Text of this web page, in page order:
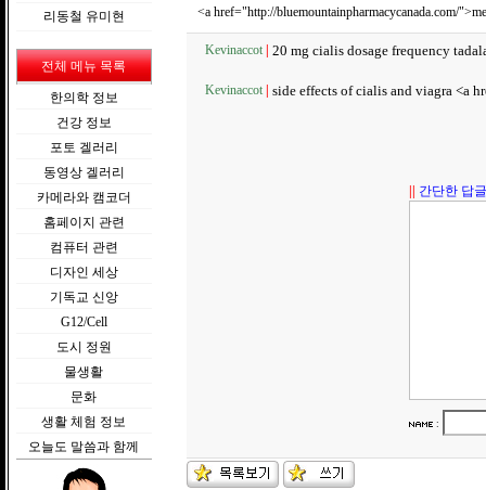
리동철 유미현
전체 메뉴 목록
한의학 정보
건강 정보
포토 겔러리
동영상 겔러리
카메라와 캠코더
홈페이지 관련
컴퓨터 관련
디자인 세상
기독교 신앙
G12/Cell
도시 정원
물생활
문화
생활 체험 정보
오늘도 말씀과 함께
<a href="http://bluemountainpharmacycanada.com/
Kevinaccot 20 mg cialis dosage frequency
Kevinaccot side effects of cialis and viagra <a
간단한 답
: